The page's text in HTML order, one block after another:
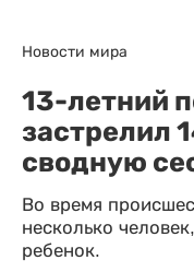
Новости мира
13-летний
застрелил
сводную
Во время
несколько
ребенок.